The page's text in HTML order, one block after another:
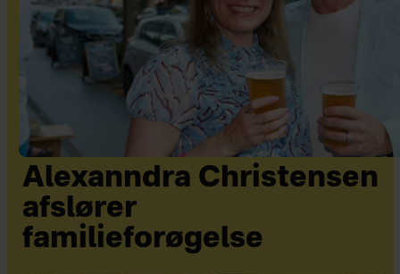
Alexanndra Christensen
afslører
familieforøgelse